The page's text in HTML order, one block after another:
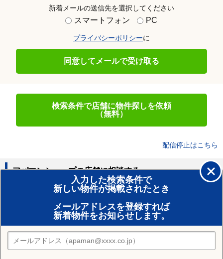
新着メールの送信先を選択してください
スマートフォン PC
プライバシーポリシーに
同意してメールで受け取る
検索条件で店舗に物件探しを依頼
（無料）
配信停止はこちら
入力した検索条件で
新しい物件が掲載されたとき
メールアドレスを登録すれば
新着物件をお知らせします。
アパマンショップの店舗に相談する
賃貸のプロがお部屋探し！
おまかせ物件リクエスト
住みたい街の店舗を探す
店舗検索